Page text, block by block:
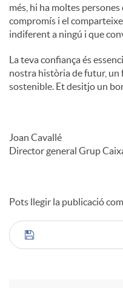
més, hi ha moltes
compromís i el
indiferent a ningú i que
La teva confiança és
nostra història de futur, un
sostenible. Et desitjo un
Joan Cavallé
Director general Grup
Pots llegir la publicació
C